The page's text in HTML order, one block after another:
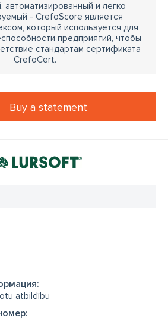
и легко
- CrefoScore является
который используется для
предприятий, чтобы
стандартам сертификата
CrefoCert.
Buy a statement
atbildību